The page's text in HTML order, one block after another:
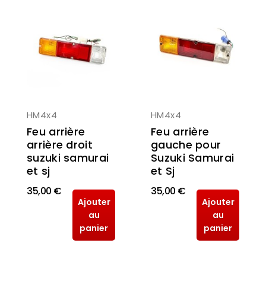
HM4x4
Feu arrière
arrière droit
suzuki samurai
et sj
35,00 €
Ajouter
au
panier
HM4x4
Feu arrière
gauche pour
Suzuki Samurai
et Sj
35,00 €
Ajouter
au
panier